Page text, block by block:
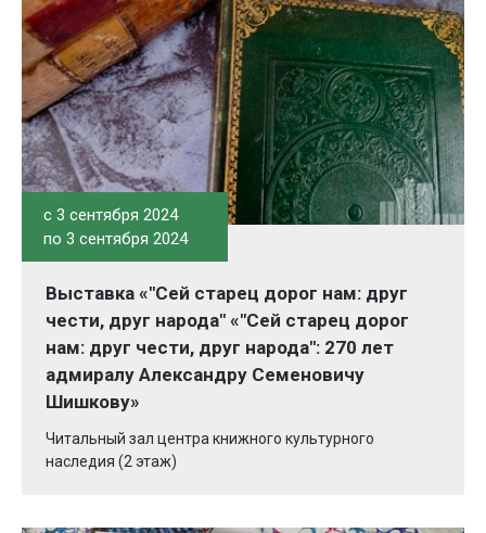
c 3 сентября 2024
по 3 сентября 2024
Выставка «"Сей старец дорог нам: друг
чести, друг народа" «"Сей старец дорог
нам: друг чести, друг народа": 270 лет
адмиралу Александру Семеновичу
Шишкову»
Читальный зал центра книжного культурного
наследия (2 этаж)